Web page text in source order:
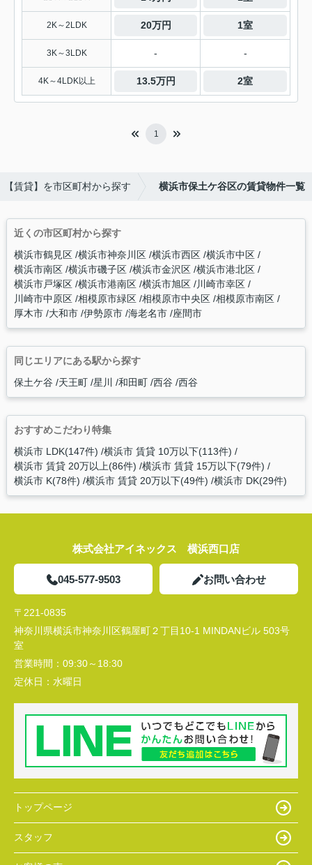
2K～2LDK 20万円 1室
3K～3LDK - -
4K～4LDK以上 13.5万円 2室
1
【賃貸】を市区町村から探す 横浜市保土ケ谷区の賃貸物件一覧
近くの市区町村から探す
横浜市鶴見区 横浜市神奈川区 横浜市西区 横浜市中区
横浜市南区 横浜市磯子区 横浜市金沢区 横浜市港北区
横浜市戸塚区 横浜市港南区 横浜市旭区 川崎市幸区
川崎市中原区 相模原市緑区 相模原市中央区 相模原市南区
厚木市 大和市 伊勢原市 海老名市 座間市
同じエリアにある駅から探す
保土ケ谷 天王町 星川 和田町 西谷 西谷
おすすめこだわり特集
横浜市 LDK(147件) 横浜市 賃貸 10万以下(113件)
横浜市 賃貸 20万以上(86件) 横浜市 賃貸 15万以下(79件)
横浜市 K(78件) 横浜市 賃貸 20万以下(49件) 横浜市 DK(29件)
株式会社アイネックス 横浜西口店
045-577-9503 お問い合わせ
〒221-0835
神奈川県横浜市神奈川区鶴屋町２丁目10-1 MINDANビル 503号
室
営業時間： 09:30～18:30
定休日： 水曜日
トップページ
スタッフ